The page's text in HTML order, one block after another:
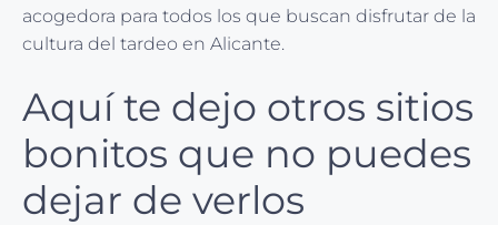
acogedora para todos los que buscan disfrutar de la
cultura del tardeo en Alicante.
Aquí te dejo otros sitios
bonitos que no puedes
dejar de verlos